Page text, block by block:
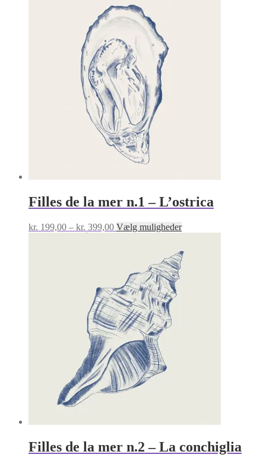
kr. 359,00
Filles de la mer n.1 – L’ostrica
kr. 199,00 – kr. 399,00Prisinterval:
Vælg mulighederDette
flere
Filles de la mer n.2 – La conchiglia